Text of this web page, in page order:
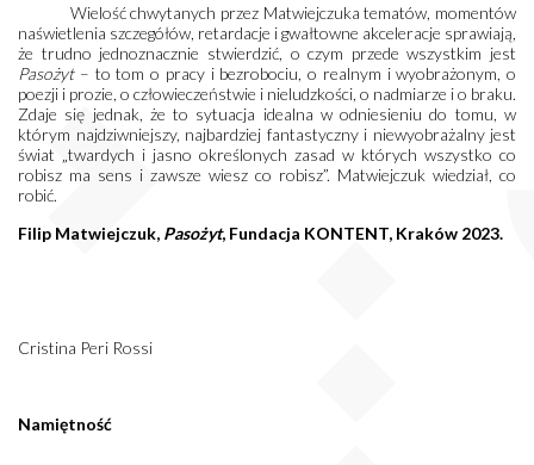
Wielość chwytanych przez Matwiejczuka tematów, momentów
naświetlenia szczegółów, retardacje i gwałtowne akceleracje sprawiają,
że trudno jednoznacznie stwierdzić, o czym przede wszystkim jest
Pasożyt– to tom o pracy i bezrobociu, o realnym i wyobrażonym, o
poezji i prozie, o człowieczeństwie i nieludzkości, o nadmiarze i o braku.
Zdaje się jednak, że to sytuacja idealna w odniesieniu do tomu, w
którym najdziwniejszy, najbardziej fantastyczny i niewyobrażalny jest
świat „twardych i jasno określonych zasad w których wszystko co
robisz ma sens i zawsze wiesz co robisz”. Matwiejczuk wiedział, co
robić.
Filip Matwiejczuk, Pasożyt, Fundacja KONTENT, Kraków 2023.
Cristina Peri Rossi
Namiętność